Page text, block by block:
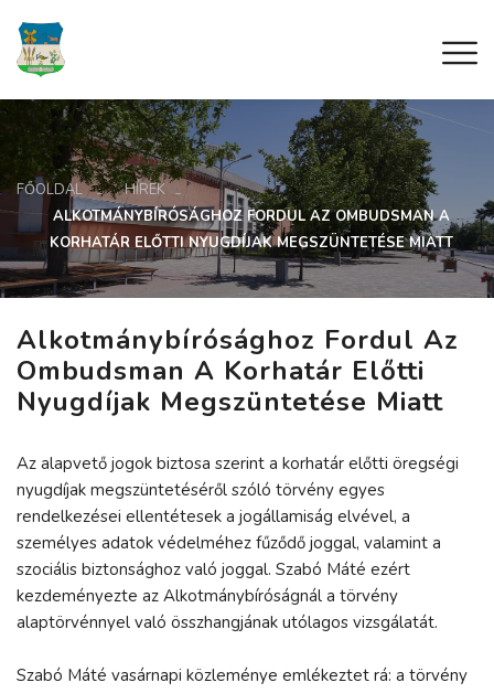
FŐOLDAL
HÍREK
ALKOTMÁNYBÍRÓSÁGHOZ FORDUL AZ OMBUDSMAN A
KORHATÁR ELŐTTI NYUGDÍJAK MEGSZÜNTETÉSE MIATT
Alkotmánybírósághoz Fordul Az
Ombudsman A Korhatár Előtti
Nyugdíjak Megszüntetése Miatt
Az alapvető jogok biztosa szerint a korhatár előtti öregségi
nyugdíjak megszüntetéséről szóló törvény egyes
rendelkezései ellentétesek a jogállamiság elvével, a
személyes adatok védelméhez fűződő joggal, valamint a
szociális biztonsághoz való joggal. Szabó Máté ezért
kezdeményezte az Alkotmánybíróságnál a törvény
alaptörvénnyel való összhangjának utólagos vizsgálatát.
Szabó Máté vasárnapi közleménye emlékeztet rá: a törvény